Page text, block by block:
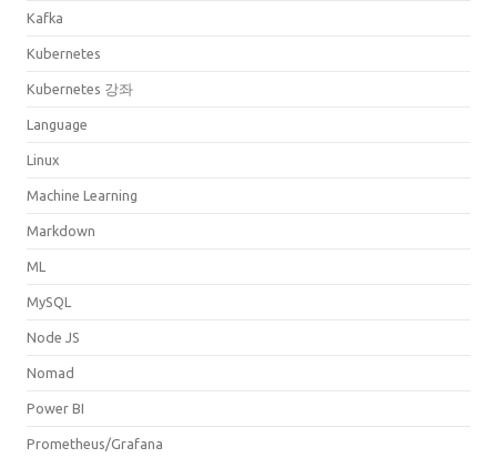
Kafka
Kubernetes
Kubernetes 강좌
Language
Linux
Machine Learning
Markdown
ML
MySQL
Node JS
Nomad
Power BI
Prometheus/Grafana